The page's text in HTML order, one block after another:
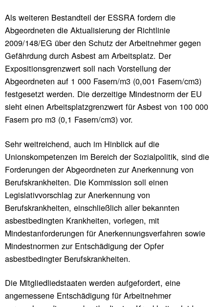
Als weiteren Bestandteil der ESSRA fordern die
Abgeordneten die Aktualisierung der Richtlinie
2009/148/EG über den Schutz der Arbeitnehmer gegen
Gefährdung durch Asbest am Arbeitsplatz. Der
Expositionsgrenzwert soll nach Vorstellung der
Abgeordneten auf 1 000 Fasern/m3 (0,001 Fasern/cm3)
festgesetzt werden. Die derzeitige Mindestnorm der EU
sieht einen Arbeitsplatzgrenzwert für Asbest von 100 000
Fasern pro m3 (0,1 Fasern/cm3) vor.
Sehr weitreichend, auch im Hinblick auf die
Unionskompetenzen im Bereich der Sozialpolitik, sind die
Forderungen der Abgeordneten zur Anerkennung von
Berufskrankheiten. Die Kommission soll einen
Legislativvorschlag zur Anerkennung von
Berufskrankheiten, einschließlich aller bekannten
asbestbedingten Krankheiten, vorlegen, mit
Mindestanforderungen für Anerkennungsverfahren sowie
Mindestnormen zur Entschädigung der Opfer
asbestbedingter Berufskrankheiten.
Die Mitgliedliedstaaten werden aufgefordert, eine
angemessene Entschädigung für Arbeitnehmer